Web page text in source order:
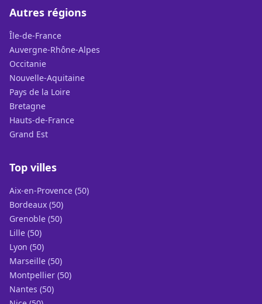
Autres régions
Île-de-France
Auvergne-Rhône-Alpes
Occitanie
Nouvelle-Aquitaine
Pays de la Loire
Bretagne
Hauts-de-France
Grand Est
Top villes
Aix-en-Provence (50)
Bordeaux (50)
Grenoble (50)
Lille (50)
Lyon (50)
Marseille (50)
Montpellier (50)
Nantes (50)